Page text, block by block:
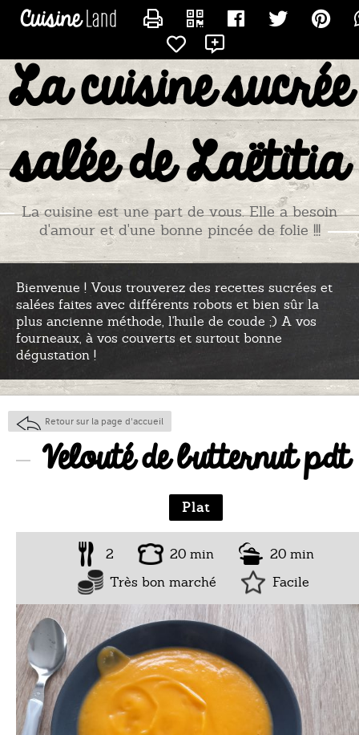
La cuisine sucrée
salée de Laëtitia
La cuisine est une part de vous. Elle a besoin
d'amour et d'une bonne pincée de folie !!!
Bienvenue ! Vous trouverez des recettes sucrées et
salées faites avec différents robots et bien sûr la
plus ancienne méthode, l'huile de coude ;) A vos
fourneaux, à vos couverts et surtout bonne
dégustation !
Retour sur la page d'accueil
Velouté de butternut pdt
Plat
2 20 min
20 min
Très bon marché
Facile
CONTACTER TITIADU25